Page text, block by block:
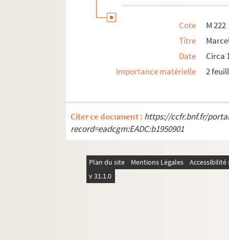
Cote
M 222
Titre
Date
Circa
Importance matérielle
2
Citer ce document : https://ccfr.bnf.fr/
record=eadcgm:EADC:b1950901
Plan du site Mentions Légales
v 31.1.0